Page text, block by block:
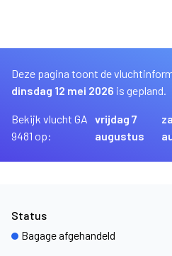
Deze pagina toont de
dinsdag 12 mei 2026 is gepland.
Bekijk vlucht GA
9481 op:
vrijdag 7
augustus
Status
Bagage afgehandeld